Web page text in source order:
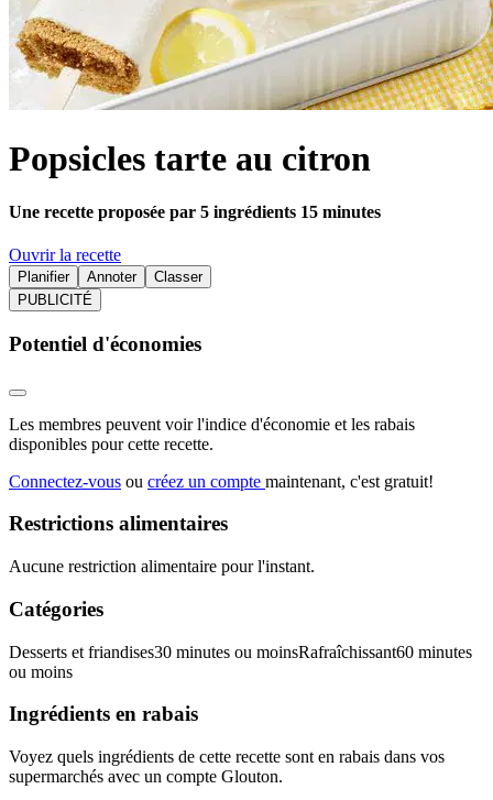
Popsicles tarte au citron
Une recette proposée par 5 ingrédients 15 minutes
Ouvrir la recette
Planifier Annoter
Classer
PUBLICITÉ
Potentiel d'économies
Les membres peuvent voir l'indice d'économie et les rabais
disponibles pour cette recette.
Connectez-vous ou créez un compte maintenant, c'est gratuit!
Restrictions alimentaires
Aucune restriction alimentaire pour l'instant.
Catégories
Desserts et friandises30 minutes ou moinsRafraîchissant60 minutes
ou moins
Ingrédients en rabais
Voyez quels ingrédients de cette recette sont en rabais dans vos
supermarchés avec un compte Glouton.